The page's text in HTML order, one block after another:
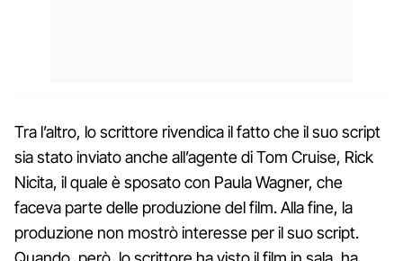
Tra l’altro, lo scrittore rivendica il fatto che il suo script
sia stato inviato anche all’agente di Tom Cruise, Rick
Nicita, il quale è sposato con Paula Wagner, che
faceva parte delle produzione del film. Alla fine, la
produzione non mostrò interesse per il suo script.